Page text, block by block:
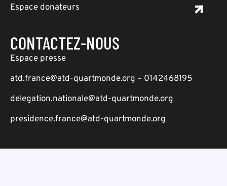
Espace donateurs
CONTACTEZ-NOUS
Espace presse
atd.france@atd-quartmonde.org – 0142468195
delegation.nationale@atd-quartmonde.org
presidence.france@atd-quartmonde.org